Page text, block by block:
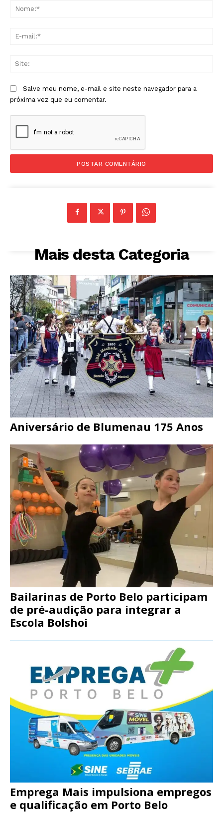
Salve meu nome, e-mail e site neste navegador para a
próxima vez que eu comentar.
Mais desta Categoria
Aniversário de Blumenau 175 Anos
Bailarinas de Porto Belo participam
de pré-audição para integrar a
Escola Bolshoi
Emprega Mais impulsiona empregos
e qualificação em Porto Belo